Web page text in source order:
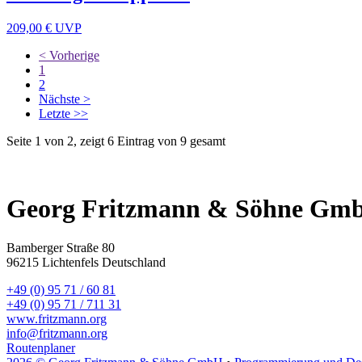
209,00 € UVP
< Vorherige
1
2
Nächste >
Letzte >>
Seite 1 von 2, zeigt 6 Eintrag von 9 gesamt
Georg Fritzmann & Söhne
Bamberger Straße 80
96215 Lichtenfels Deutschland
+49 (0) 95 71 / 60 81
+49 (0) 95 71 / 711 31
www.fritzmann.org
info@fritzmann.org
Routenplaner